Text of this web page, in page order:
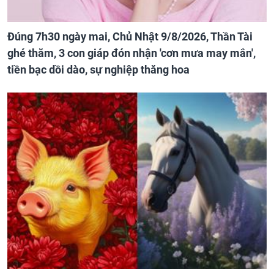
Đúng 7h30 ngày mai, Chủ Nhật 9/8/2026, Thần Tài
ghé thăm, 3 con giáp đón nhận 'cơn mưa may mắn',
tiền bạc dồi dào, sự nghiệp thăng hoa